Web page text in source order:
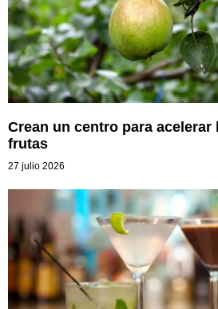
Crean un centro para acelerar
frutas
27 julio 2026